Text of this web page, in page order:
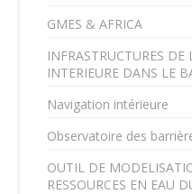
GMES & AFRICA
INFRASTRUCTURES
INTERIEURE DANS LE
Navigation intérieure
Observatoire des
OUTIL DE
RESSOURCES EN EAU